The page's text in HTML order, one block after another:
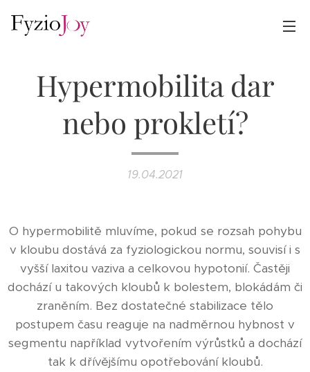
Hypermobilita dar
nebo prokletí?
19.04.2021
O hypermobilitě mluvíme, pokud se rozsah pohybu
v kloubu dostává za fyziologickou normu, souvisí i s
vyšší laxitou vaziva a celkovou hypotonií. Častěji
dochází u takových kloubů k bolestem, blokádám či
zraněním. Bez dostatečné stabilizace tělo
postupem času reaguje na nadměrnou hybnost v
segmentu například vytvořením výrůstků a dochází
tak k dřívějšímu opotřebování kloubů.